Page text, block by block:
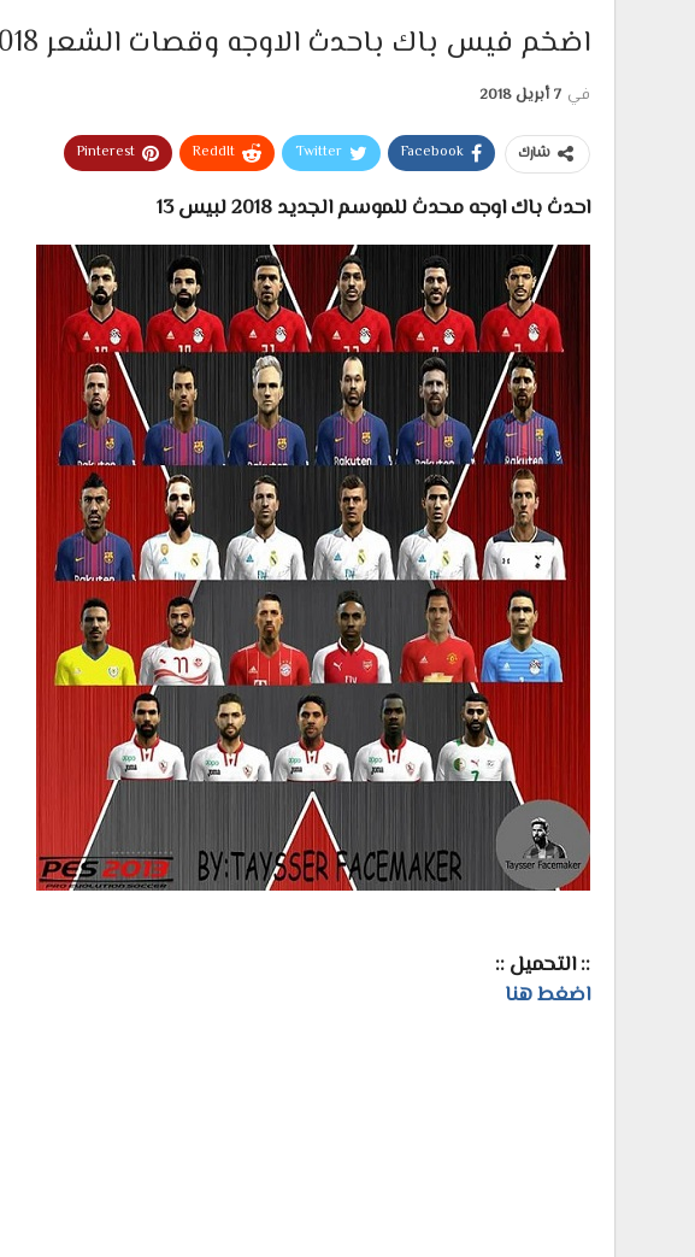
اضخم فيس باك باحدث الاوجه وقصات الشعر 2018-19 لبيس 2013
في 7 أبريل 2018
شارك Facebook
Twitter
ReddIt
Pinterest
احدث باك اوجه محدث للموسم الجديد 2018 لبيس 13
:: التحميل ::
اضغط هنا